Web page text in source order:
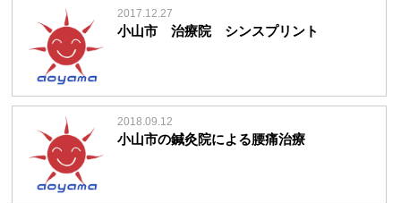
2017.12.27
小山市 治療院 シンスプリント
2018.09.12
小山市の鍼灸院による腰痛治療